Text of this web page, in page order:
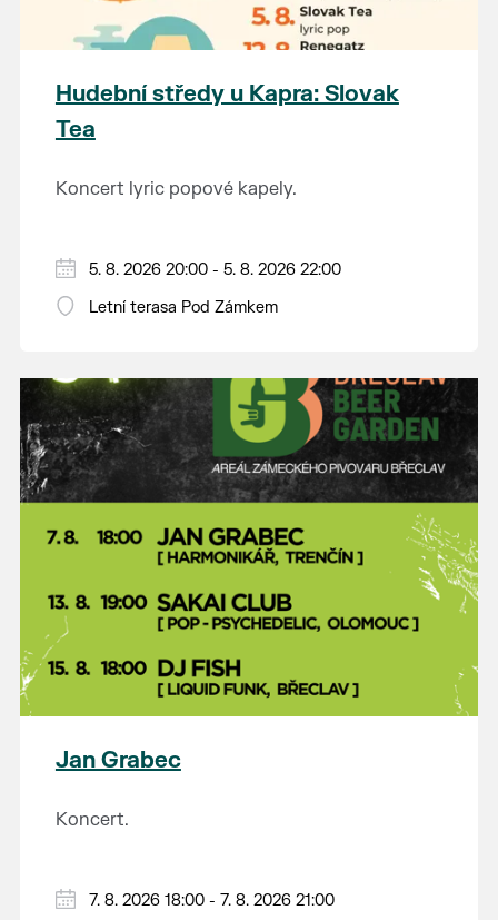
Hudební středy u Kapra: Slovak
Tea
Koncert lyric popové kapely.
5. 8. 2026 20:00 - 5. 8. 2026 22:00
Letní terasa Pod Zámkem
Jan Grabec
Koncert.
7. 8. 2026 18:00 - 7. 8. 2026 21:00